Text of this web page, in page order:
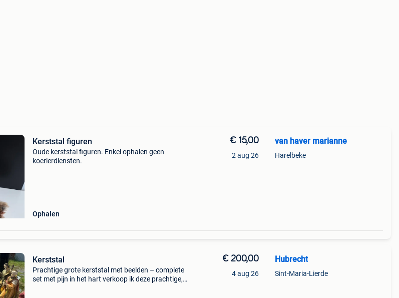
Kerststal figuren
Oude kerststal figuren. Enkel ophalen geen
koerierdiensten.
Ophalen
€ 15,00
2 aug 26
van haver marianne
Harelbeke
Kerststal
Prachtige grote kerststal met beelden – complete
set met pijn in het hart verkoop ik deze prachtige,
€ 200,00
4 aug 26
Hubrecht
Sint-Maria-Lierde